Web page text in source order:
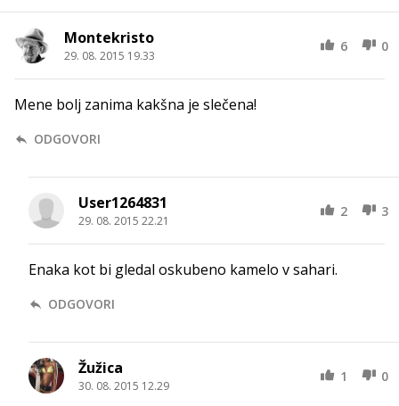
Montekristo
29. 08. 2015 19.33
6 0
Mene bolj zanima kakšna je slečena!
ODGOVORI
User1264831
29. 08. 2015 22.21
2 3
Enaka kot bi gledal oskubeno kamelo v sahari.
ODGOVORI
Žužica
30. 08. 2015 12.29
1 0